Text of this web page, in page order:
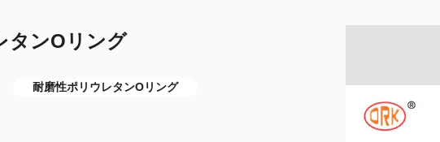
タンOリング
耐磨性ポリウレタンOリング